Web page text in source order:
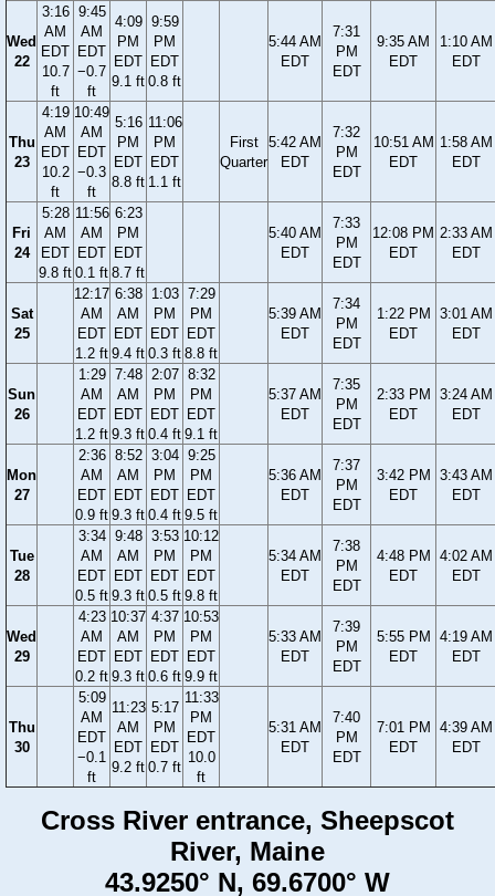
Wed
22
3:16
AM
EDT
10.7
ft
9:45
AM
EDT
−0.7
ft
4:09
PM
EDT
9.1 ft
9:59
PM
EDT
0.8 ft
5:44 AM
EDT
7:31
PM
EDT
9:35 AM
EDT
1:10 AM
EDT
Thu
23
4:19
AM
EDT
10.2
ft
10:49
AM
EDT
−0.3
ft
5:16
PM
EDT
8.8 ft
11:06
PM
EDT
1.1 ft
First
Quarter
5:42 AM
EDT
7:32
PM
EDT
10:51 AM
EDT
1:58 AM
EDT
Fri
24
5:28
AM
EDT
9.8 ft
11:56
AM
EDT
0.1 ft
6:23
PM
EDT
8.7 ft
5:40 AM
EDT
7:33
PM
EDT
12:08 PM
EDT
2:33 AM
EDT
Sat
25
12:17
AM
EDT
1.2 ft
6:38
AM
EDT
9.4 ft
1:03
PM
EDT
0.3 ft
7:29
PM
EDT
8.8 ft
5:39 AM
EDT
7:34
PM
EDT
1:22 PM
EDT
3:01 AM
EDT
Sun
26
1:29
AM
EDT
1.2 ft
7:48
AM
EDT
9.3 ft
2:07
PM
EDT
0.4 ft
8:32
PM
EDT
9.1 ft
5:37 AM
EDT
7:35
PM
EDT
2:33 PM
EDT
3:24 AM
EDT
Mon
27
2:36
AM
EDT
0.9 ft
8:52
AM
EDT
9.3 ft
3:04
PM
EDT
0.4 ft
9:25
PM
EDT
9.5 ft
5:36 AM
EDT
7:37
PM
EDT
3:42 PM
EDT
3:43 AM
EDT
Tue
28
3:34
AM
EDT
0.5 ft
9:48
AM
EDT
9.3 ft
3:53
PM
EDT
0.5 ft
10:12
PM
EDT
9.8 ft
5:34 AM
EDT
7:38
PM
EDT
4:48 PM
EDT
4:02 AM
EDT
Wed
29
4:23
AM
EDT
0.2 ft
10:37
AM
EDT
9.3 ft
4:37
PM
EDT
0.6 ft
10:53
PM
EDT
9.9 ft
5:33 AM
EDT
7:39
PM
EDT
5:55 PM
EDT
4:19 AM
EDT
Thu
30
5:09
AM
EDT
−0.1
ft
11:23
AM
EDT
9.2 ft
5:17
PM
EDT
0.7 ft
11:33
PM
EDT
10.0
ft
5:31 AM
EDT
7:40
PM
EDT
7:01 PM
EDT
4:39 AM
EDT
Cross River entrance, Sheepscot
River, Maine
43.9250° N, 69.6700° W